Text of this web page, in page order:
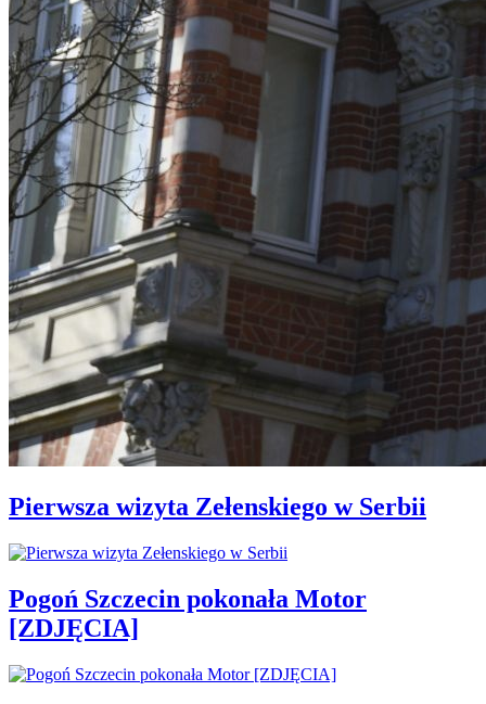
Pierwsza wizyta Zełenskiego w Serbii
Pogoń Szczecin pokonała Motor
[ZDJĘCIA]